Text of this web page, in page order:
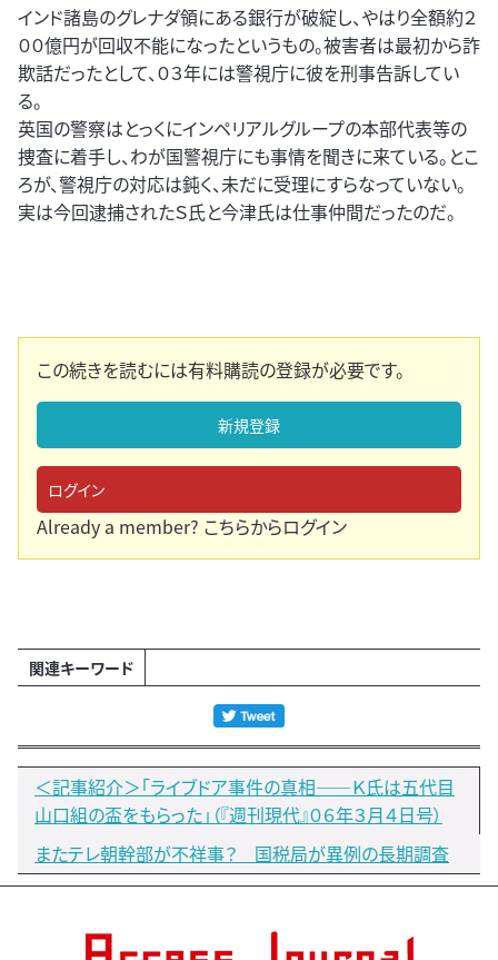
インド諸島のグレナダ領にある銀行が破綻し、やはり全額約２
００億円が回収不能になったというもの。被害者は最初から詐
欺話だったとして、０３年には警視庁に彼を刑事告訴してい
る。
英国の警察はとっくにインペリアルグループの本部代表等の
捜査に着手し、わが国警視庁にも事情を聞きに来ている。とこ
ろが、警視庁の対応は鈍く、未だに受理にすらなっていない。
実は今回逮捕されたＳ氏と今津氏は仕事仲間だったのだ。
この続きを読むには有料購読の登録が必要です。
新規登録
ログイン
Already a member? こちらからログイン
関連キーワード
＜記事紹介＞「ライブドア事件の真相――Ｋ氏は五代目
山口組の盃をもらった」（『週刊現代』０６年３月４日号）
またテレ朝幹部が不祥事？ 国税局が異例の長期調査